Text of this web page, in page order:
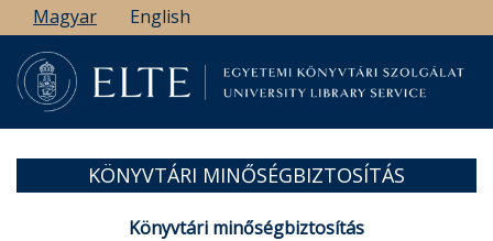
Ugrás
a
tartalomra
Magyar English
KÖNYVTÁRI MINŐSÉGBIZTOSÍTÁS
Könyvtári minőségbiztosítás